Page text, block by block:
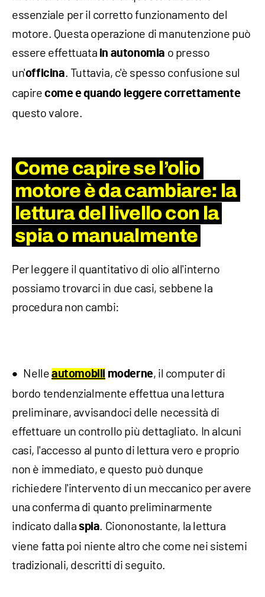
essenziale per il corretto funzionamento del
motore. Questa operazione di manutenzione può
essere effettuata in autonomia o presso
un'officina. Tuttavia, c'è spesso confusione sul
capirecome e quando leggere correttamente
questo valore.
Come capire se l’olio
motore è da cambiare: la
lettura del livello con la
spia o manualmente
Per leggere il quantitativo di olio all'interno
possiamo trovarci in due casi, sebbene la
procedura non cambi:
Nelle automobili moderne, il computer di
bordo tendenzialmente effettua una lettura
preliminare, avvisandoci delle necessità di
effettuare un controllo più dettagliato. In alcuni
casi, l'accesso al punto di lettura vero e proprio
non è immediato, e questo può dunque
richiedere l'intervento di un meccanico per avere
una conferma di quanto preliminarmente
indicato dalla spia. Ciononostante, la lettura
viene fatta poi niente altro che come nei sistemi
tradizionali, descritti di seguito.